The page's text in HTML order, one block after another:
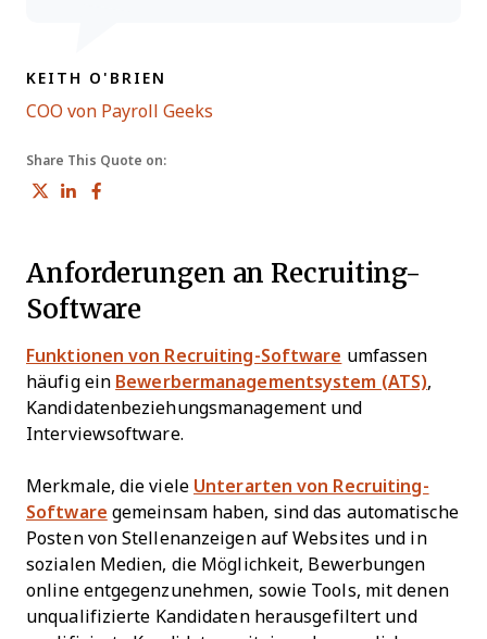
KEITH O'BRIEN
COO von Payroll Geeks
Share This Quote on:
Share on Twitter
Share on LinkedIn
Anforderungen an Recruiting-
Software
Funktionen von Recruiting-Software umfassen
häufig ein Bewerbermanagementsystem (ATS),
Kandidatenbeziehungsmanagement und
Interviewsoftware.
Merkmale, die viele Unterarten von Recruiting-
Software gemeinsam haben, sind das automatische
Posten von Stellenanzeigen auf Websites und in
sozialen Medien, die Möglichkeit, Bewerbungen
online entgegenzunehmen, sowie Tools, mit denen
unqualifizierte Kandidaten herausgefiltert und